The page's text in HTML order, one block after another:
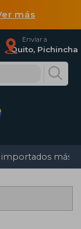
más
Enviar a
Quito, Pichincha
más